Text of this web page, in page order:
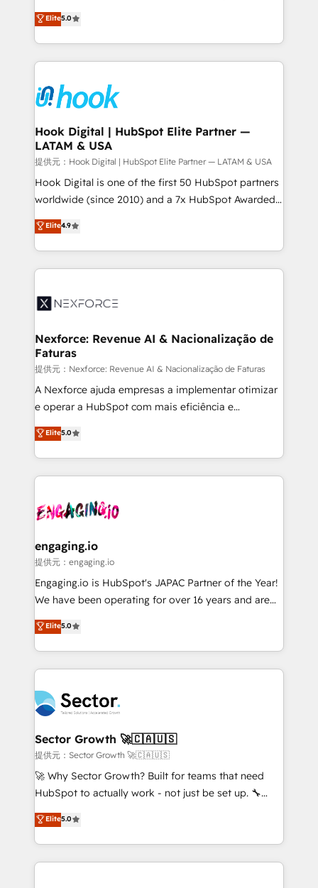
HubSpot partners 🔄 Top 5% globally in client
retention 📅 8+ years of consistent results since 2017
move beyond spreadsheets into unified systems
that drive real business results.
achieve real growth. We specialize in delivering
tailored solutions that drive results by leveraging
HubSpot’s platform and data to fuel success.
Technical Solutions: - HubSpot Technical Consulting -
Onboarding - Data Migration & Integrations -
Technical Audit & Optimization Strategic Solutions: -
Revenue Operations - Inbound Marketing -
Outbound Marketing - HubSpot CMS Website
Design & Development We empower our clients to
reach their full potential by providing transparent,
relationship-driven support. With over 300 HubSpot
technical know-how and strategic guidance you
need to succeed.
Elite5.0
Hook Digital | HubSpot Elite Partner —
LATAM & USA
提供元：Hook Digital | HubSpot Elite Partner — LATAM & USA
Hook Digital is one of the first 50 HubSpot partners
worldwide (since 2010) and a 7x HubSpot Awarded
Elite Partner. With 500+ projects across the U.S.,
Brazil, and LATAM, we combine global expertise with
regional experience. Today, we are Brazil’s largest
HubSpot Elite Partner—trusted by companies across
Implementation & Migration Onboarding across all
Station, Freshdesk, Intercom, and more. Custom
objects, automations, and integrations built for
growth. 🚀 AI-Driven GTM Orchestration Unify
HubSpot with LinkedIn, WhatsApp, email, paid
media, and AI voice to drive pipeline. 🤖 AI Custom
prospecting, follow-ups, service triage, and
knowledge retrieval—built in HubSpot. ⚡ Fast-Track
advanced optimization & adoption 📍 São Paulo, BR
• Des Moines, IA • New York, NY
Elite4.9
Nexforce: Revenue AI & Nacionalização de
Faturas
提供元：Nexforce: Revenue AI & Nacionalização de Faturas
A Nexforce ajuda empresas a implementar otimizar
e operar a HubSpot com mais eficiência e
previsibilidade de receita. Combinamos Revenue
Operations (RevOps) e Inteligência Artificial para
estruturar processos integrar sistemas organizar
dados e automatizar operações. O objetivo é
operacional de receita conectando equipes
Também somos distribuidores oficiais da HubSpot
e de mais de 150 softwares globais permitindo
contratar e pagar a HubSpot em reais com nota
fiscal no Brasil e gerar economia de até 50% na
Oferecemos ainda agentes de IA especializados em
HubSpot que automatizam tarefas executam rotinas
empresas em 13 países utilizam a Nexforce. Somos
a maior parceira da HubSpot na América Latina e
líder no ranking global de sucesso do cliente da
HubSpot.
Elite5.0
engaging.io
提供元：engaging.io
Engaging.io is HubSpot's JAPAC Partner of the Year!
We have been operating for over 16 years and are
one of HubSpot's most experienced and technically
capable Agency Partners globally. We specialise in
complex CRM migrations, implementations,
integrations, custom CMS portal development,
businesses. Our teams are based in North America
and APAC. We are HubSpot's top-ranked Advanced
Implementation Certified Partner and we contribute
to their advisory council. We strive to do 'good work
with good people' and have worked with incredible
brands. You can see some of them on our website,
Elite5.0
Sector Growth 🚀🇨🇦🇺🇸
提供元：Sector Growth 🚀🇨🇦🇺🇸
🚀 Why Sector Growth? Built for teams that need
HubSpot to actually work - not just be set up. 🔧
HubSpot Experts: Onboarding, migrations,
automation, and training built for adoption. ⚡ Highly
Technical Execution: ERP, EMR and Custom
Integrations; complex builds delivered in weeks, not
Elite5.0